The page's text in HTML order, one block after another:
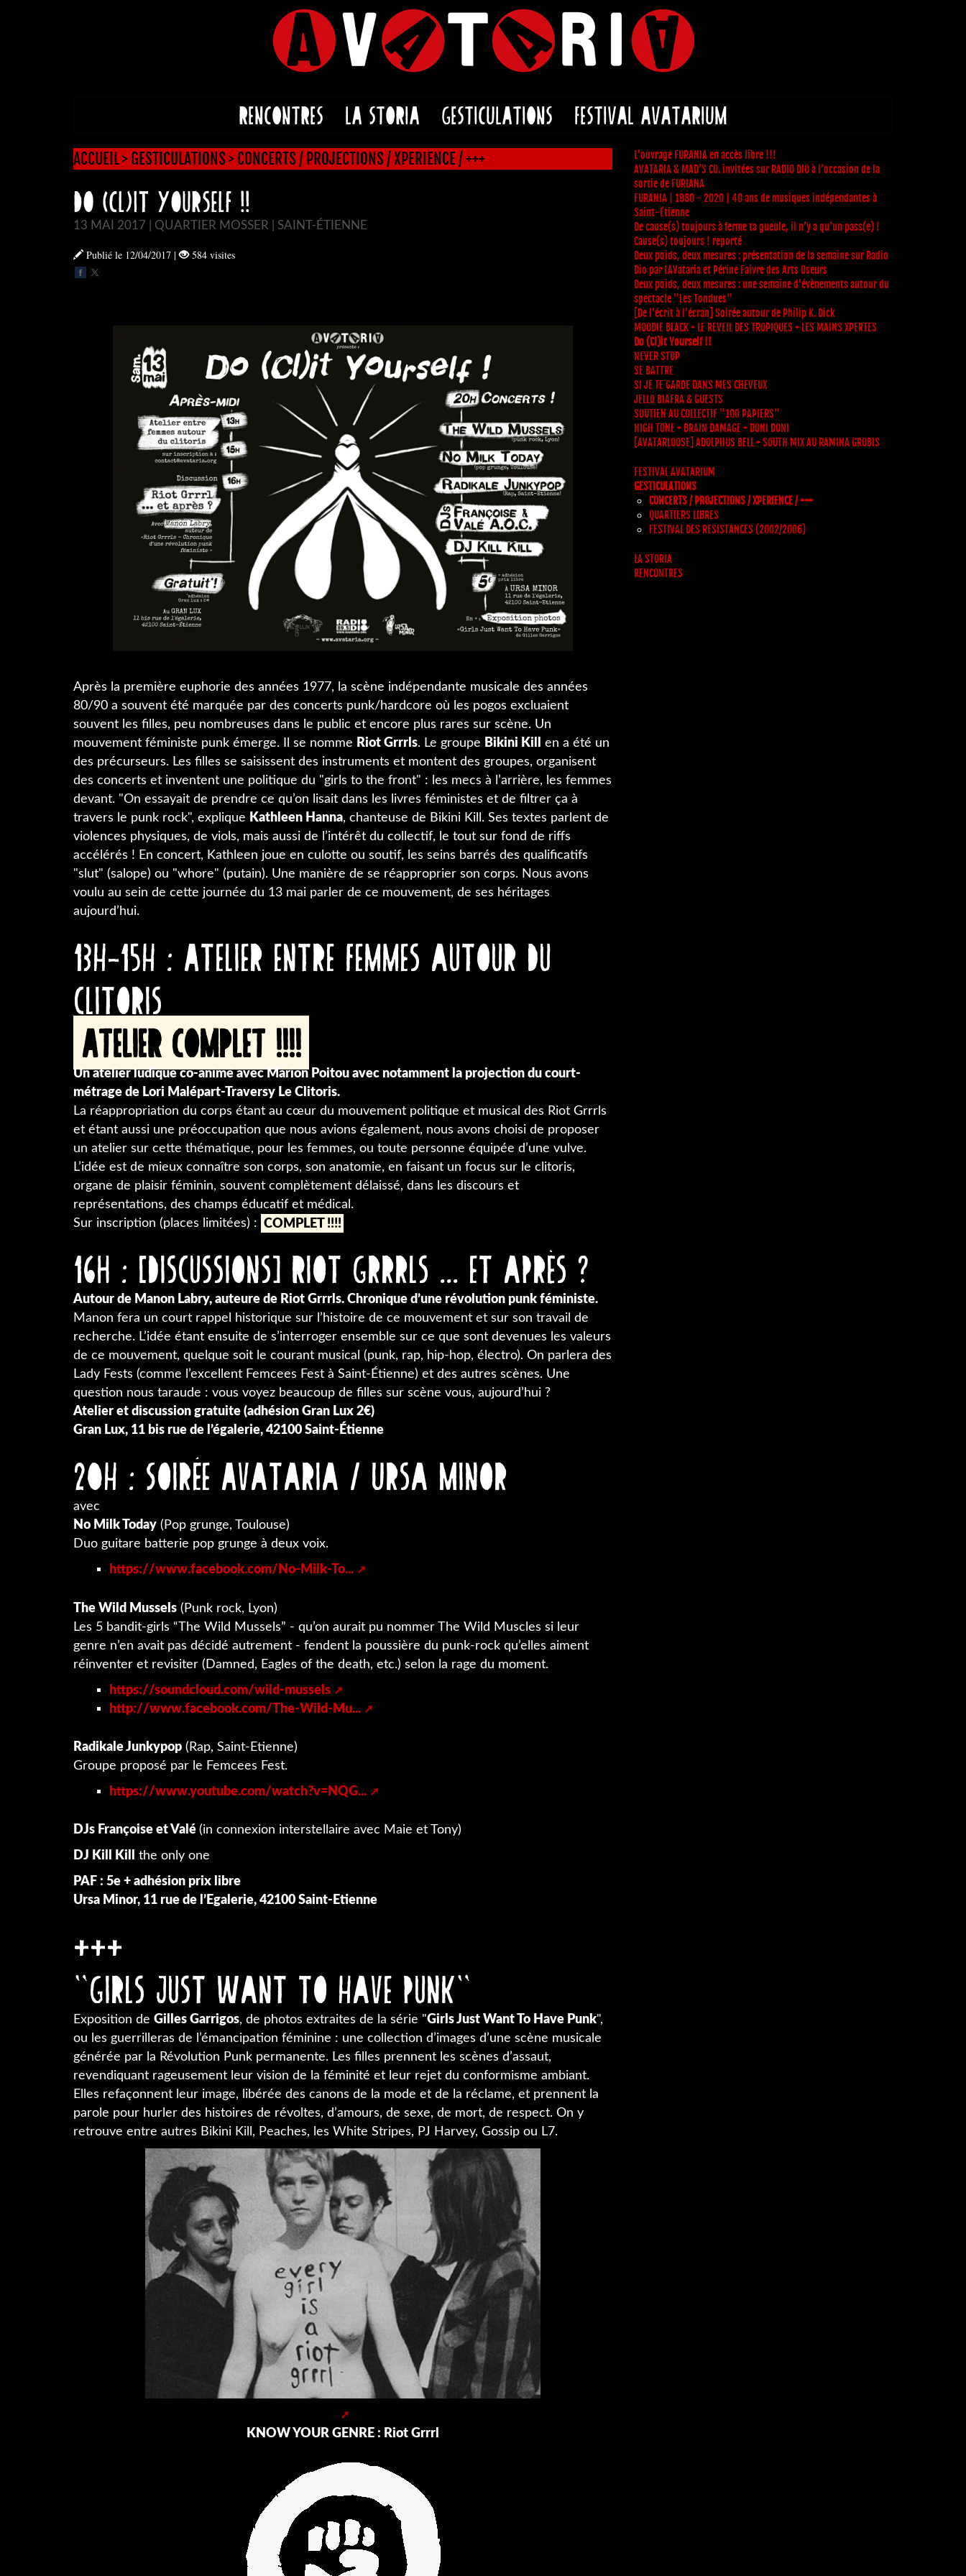
RENCONTRES LA STORIA GESTICULATIONS FESTIVAL AVATARIUM
ACCUEIL> GESTICULATIONS> CONCERTS / PROJECTIONS / XPERIENCE / +++
Do (Cl)it Yourself !!
13 MAI 2017 | QUARTIER MOSSER | SAINT-ÉTIENNE
Publié le 12/04/2017 | 584 visites
Après la première euphorie des années 1977, la scène indépendante musicale des années
80/90 a souvent été marquée par des concerts punk/hardcore où les pogos excluaient
souvent les filles, peu nombreuses dans le public et encore plus rares sur scène. Un
mouvement féministe punk émerge. Il se nomme Riot Grrrls. Le groupe Bikini Kill
en a été un
des précurseurs. Les filles se saisissent des instruments et montent des groupes, organisent
des concerts et inventent une politique du "girls to the front" : les mecs à l’arrière, les femmes
devant. "On essayait de prendre ce qu’on lisait dans les livres féministes et de filtrer ça à
travers le punk rock", explique Kathleen Hanna, chanteuse de Bikini Kill. Ses textes parlent de
violences physiques, de viols, mais aussi de l’intérêt du collectif, le tout sur fond de riffs
accélérés ! En concert, Kathleen joue en culotte ou soutif, les seins barrés des qualificatifs
"slut" (salope) ou "whore" (putain). Une manière de se réapproprier son corps. Nous avons
voulu au sein de cette journée du 13 mai parler de ce mouvement, de ses héritages
aujourd’hui.
13h-15h : Atelier entre femmes autour du
clitoris
ATELIER COMPLET !!!!
Un atelier ludique co-animé avec Marion Poitou avec notamment la projection du court-
métrage de Lori Malépart-Traversy Le Clitoris.
La réappropriation du corps étant au cœur du mouvement politique et musical des Riot Grrrls
et étant aussi une préoccupation que nous avions également, nous avons choisi de proposer
un atelier sur cette thématique, pour les femmes, ou toute personne équipée d’une vulve.
L’idée est de mieux connaître son corps, son anatomie, en faisant un focus sur le clitoris,
organe de plaisir féminin, souvent complètement délaissé, dans les discours et
représentations, des champs éducatif et médical.
Sur inscription (places limitées) : COMPLET !!!!
16H : [Discussions] Riot Grrrls ... et après ?
A​utour de Manon Labry, auteure de Riot Grrrls. Chronique d’une révolution punk féministe.
Manon fera un court rappel historique sur l’histoire de ce mouvement et sur son travail de
recherche. L’idée étant ensuite de s’interroger ensemble sur ce que sont devenues les valeurs
de ce mouvement, quelque soit le courant musical (punk, rap, hip-hop, électro). On parlera des
Lady Fests (comme l’excellent Femcees Fest à Saint-Étienne) et des autres scènes. Une
question nous taraude : vous voyez beaucoup de filles sur scène vous, aujourd’hui ?
Atelier et discussion gratuite (adhésion Gran Lux 2€)
Gran Lux, 11 bis rue de l’égalerie, 42100 Saint-Étienne
20h : Soirée Avataria / Ursa Minor
avec
No Milk Today (Pop grunge, Toulouse)
Duo guitare batterie pop grunge à deux voix.
https://www.facebook.com/No-Milk-To...
The Wild Mussels (Punk rock, Lyon)
Les 5 bandit-girls “The Wild Mussels” - qu’on aurait pu nommer The Wild Muscles si leur
genre n’en avait pas décidé autrement - fendent la poussière du punk-rock qu’elles aiment
réinventer et revisiter (Damned, Eagles of the death, etc.) selon la rage du moment.
https://soundcloud.com/wild-mussels
http://www.facebook.com/The-Wild-Mu...
Radikale Junkypop (Rap, Saint-Etienne)
Groupe proposé par le Femcees Fest.
https://www.youtube.com/watch?v=NQG...
DJs Françoise et Valé (in connexion interstellaire avec Maie et Tony)
DJ Kill Kill
the only one
PAF : 5e + adhésion prix libre
Ursa Minor, 11 rue de l’Egalerie, 42100 Saint-Etienne
+++
"Girls just want to have punk"
Exposition de Gilles Garrigos, de photos extraites de la série "Girls Just Want To Have Punk",
ou les guerrilleras de l’émancipation féminine : une collection d’images d’une scène musicale
générée par la Révolution Punk permanente. Les filles prennent les scènes d’assaut,
revendiquant rageusement leur vision de la féminité et leur rejet du conformisme ambiant.
Elles refaçonnent leur image, libérée des canons de la mode et de la réclame, et prennent la
parole pour hurler des histoires de révoltes, d’amours, de sexe, de mort, de respect. On y
retrouve entre autres Bikini Kill, Peaches, les White Stripes, PJ Harvey, Gossip ou L7.
KNOW YOUR GENRE : Riot Grrrl
L’ouvrage FURANIA en accès libre !!!
AVATARIA & MAD’S CO. invitées sur RADIO DIO à l’occasion de la
sortie de FURIANA
FURANIA | 1980 - 2020 | 40 ans de musiques indépendantes à
Saint-Étienne
De cause(s) toujours à ferme ta gueule, il n’y a qu’un pass(e) !
Cause(s) toujours ! reporté
Deux poids, deux mesures : présentation de la semaine sur Radio
Dio par LAVataria et Périne Faivre des Arts Oseurs
Deux poids, deux mesures : une semaine d’évènements autour du
spectacle "Les Tondues"
[De l’écrit à l’écran] Soirée autour de Philip K. Dick
MOODIE BLACK + LE REVEIL DES TROPIQUES + LES MAINS XPERTES
Do (Cl)it Yourself !!
NEVER STOP
SE BATTRE
SI JE TE GARDE DANS MES CHEVEUX
JELLO BIAFRA & GUESTS
SOUTIEN AU COLLECTIF "100 PAPIERS"
HIGH TONE + BRAIN DAMAGE + DONI DONI
[AVATARLOOSE] ADOLPHUS BELL + SOUTH MIX AU RAMINA GROBIS
FESTIVAL AVATARIUM
GESTICULATIONS
CONCERTS / PROJECTIONS / XPERIENCE / +++
QUARTIERS LIBRES
FESTIVAL DES RESISTANCES (2002/2006)
LA STORIA
RENCONTRES